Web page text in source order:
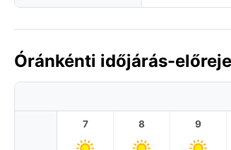
Óránkénti időjárás-
7 8 9